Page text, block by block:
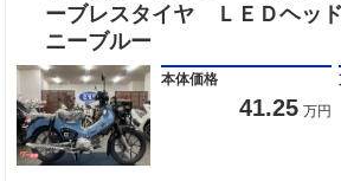
ーブレスタイヤ ＬＥＤヘッ
ニーブルー
本体価格
41.25 万円